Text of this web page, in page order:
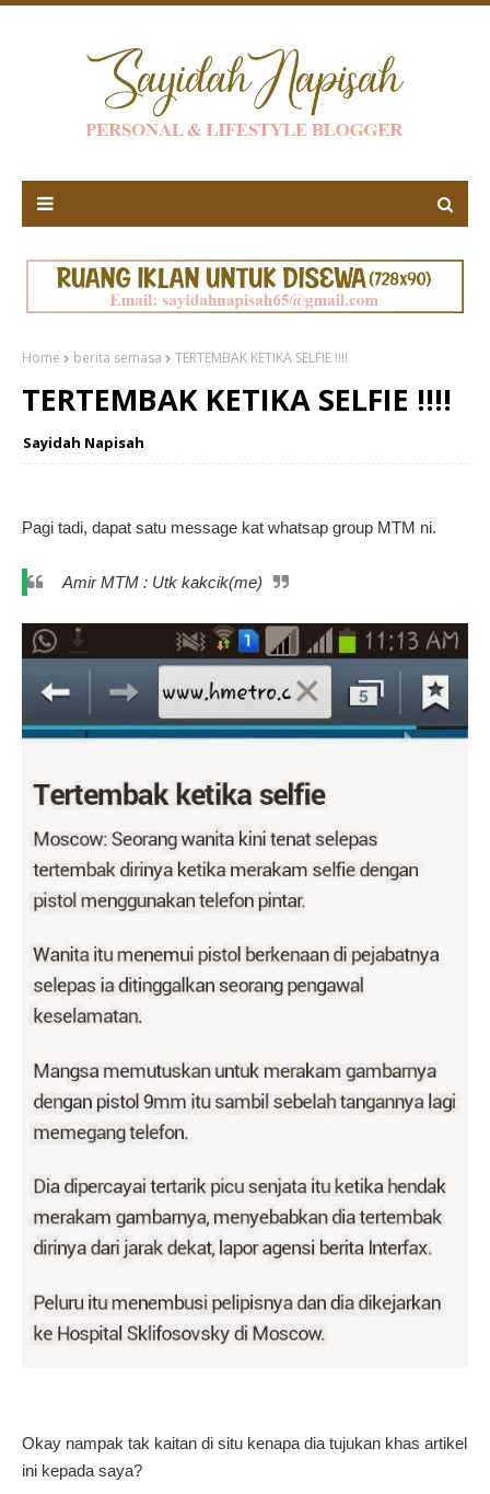
Home berita semasa TERTEMBAK KETIKA SELFIE !!!!
TERTEMBAK KETIKA SELFIE !!!!
Sayidah Napisah
Pagi tadi, dapat satu message kat whatsap group MTM ni.
Amir MTM : Utk kakcik(me)
Okay nampak tak kaitan di situ kenapa dia tujukan khas artikel
ini kepada saya?